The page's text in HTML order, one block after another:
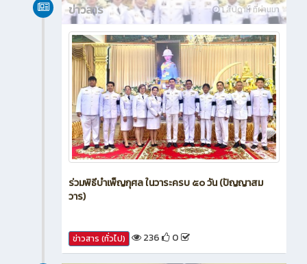
1 สัปดาห์ ที่ผ่านมา
ข่าวสาร
ร่วมพิธีบำเพ็ญกุศล ในวาระครบ ๕๐ วัน (ปัญญาสม
วาร)
ข่าวสาร (ทั่วไป) 236 0